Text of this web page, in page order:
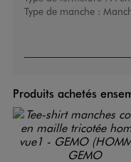
Type de manche :
Produits achetés